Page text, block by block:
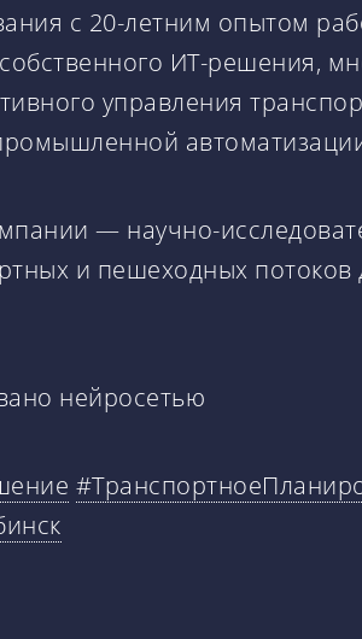
с 20-летним опытом
ИТ-решения,
управления
— научно-
и пешеходных потоков
нейросетью